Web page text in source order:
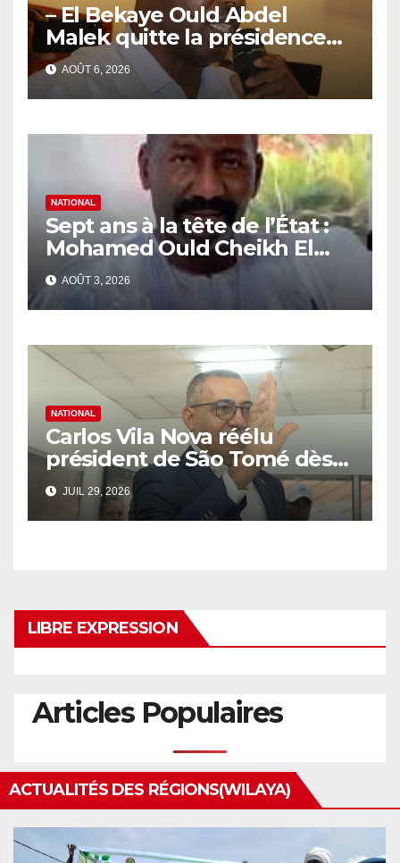
– El Bekaye Ould Abdel
Malek quitte la présidence
de la Commission Nationale
des Droits de l’Homme
(CNDH)
AOÛT 6, 2026
NATIONAL
Sept ans à la tête de l’État :
Mohamed Ould Cheikh El
Ghazouani face au verdict de
l’Histoire
AOÛT 3, 2026
NATIONAL
Carlos Vila Nova réélu
président de São Tomé dès
le 1er tour
JUIL 29, 2026
LIBRE EXPRESSION
Articles Populaires
ACTUALITÉS DES RÉGIONS(WILAYA)